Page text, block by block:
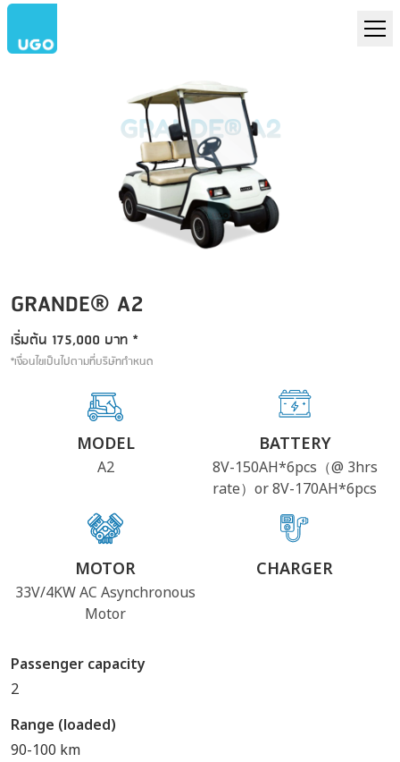
GRANDE® A2
GRANDE® A2
เริ่มต้น 175,000 บาท *
*เงื่อนไขเป็นไปตามที่บริษัทกำหนด
MODEL
A2
BATTERY
8V-150AH*6pcs（@ 3hrs
rate）or 8V-170AH*6pcs
MOTOR
33V/4KW AC Asynchronous
Motor
CHARGER
Passenger capacity
2
Range (loaded)
90-100 km